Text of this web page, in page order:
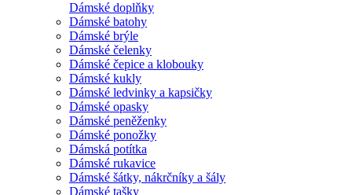
Dámské doplňky
Dámské batohy
Dámské brýle
Dámské čelenky
Dámské čepice a klobouky
Dámské kukly
Dámské ledvinky a kapsičky
Dámské opasky
Dámské peněženky
Dámské ponožky
Dámská potítka
Dámské rukavice
Dámské šátky, nákrčníky a šály
Dámské tašky